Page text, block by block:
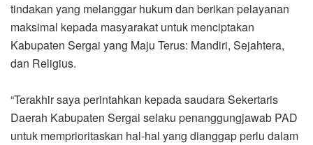
tindakan yang melanggar hukum dan berikan pelayanan
maksimal kepada masyarakat untuk menciptakan
Kabupaten Sergai yang Maju Terus: Mandiri, Sejahtera,
dan Religius.
“Terakhir saya perintahkan kepada saudara Sekertaris
Daerah Kabupaten Sergai selaku penanggungjawab PAD
untuk memprioritaskan hal-hal yang dianggap perlu dalam